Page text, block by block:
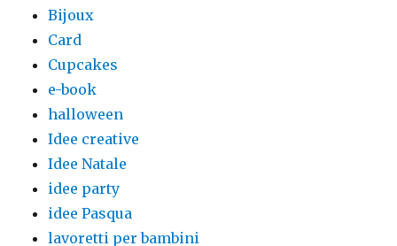
Bijoux
Card
Cupcakes
e-book
halloween
Idee creative
Idee Natale
idee party
idee Pasqua
lavoretti per bambini